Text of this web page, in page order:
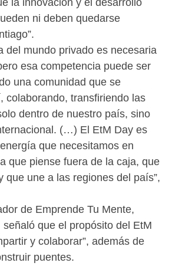
ni deben quedarse
del mundo privado es necesaria
esa competencia puede ser
una comunidad que se
colaborando, transfiriendo las
dentro de nuestro país, sino
(…) El EtM Day es
que necesitamos en
que piense fuera de la caja, que
que une a las regiones del país”,
de Emprende Tu Mente,
que el propósito del EtM
y colaborar”, además de
puentes.